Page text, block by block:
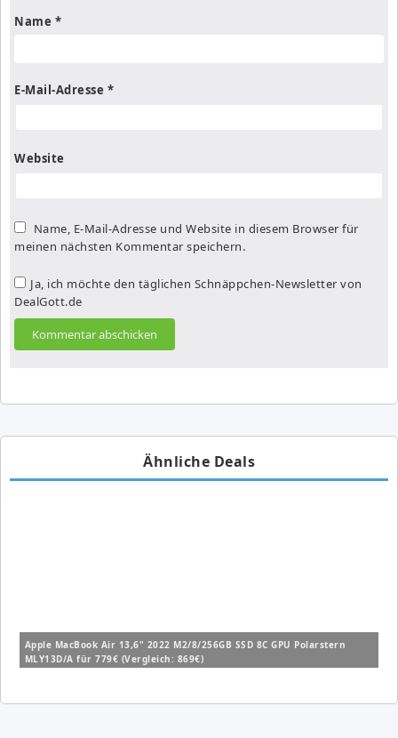
Name *
E-Mail-Adresse *
Website
Name, E-Mail-Adresse und Website in diesem Browser für
meinen nächsten Kommentar speichern.
Ja, ich möchte den täglichen Schnäppchen-Newsletter von
DealGott.de
Ähnliche Deals
Apple MacBook Air 13,6" 2022 M2/8/256GB SSD 8C GPU Polarstern
MLY13D/A für 779€ (Vergleich: 869€)